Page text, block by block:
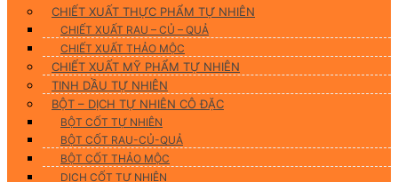
CHIẾT XUẤT THỰC PHẨM TỰ NHIÊN
CHIẾT XUẤT RAU – CỦ – QUẢ
CHIẾT XUẤT THẢO MỘC
CHIẾT XUẤT MỸ PHẨM TỰ NHIÊN
TINH DẦU TỰ NHIÊN
BỘT – DỊCH TỰ NHIÊN CÔ ĐẶC
BỘT CỐT TỰ NHIÊN
BỘT CỐT RAU-CỦ-QUẢ
BỘT CỐT THẢO MỘC
DỊCH CỐT TỰ NHIÊN